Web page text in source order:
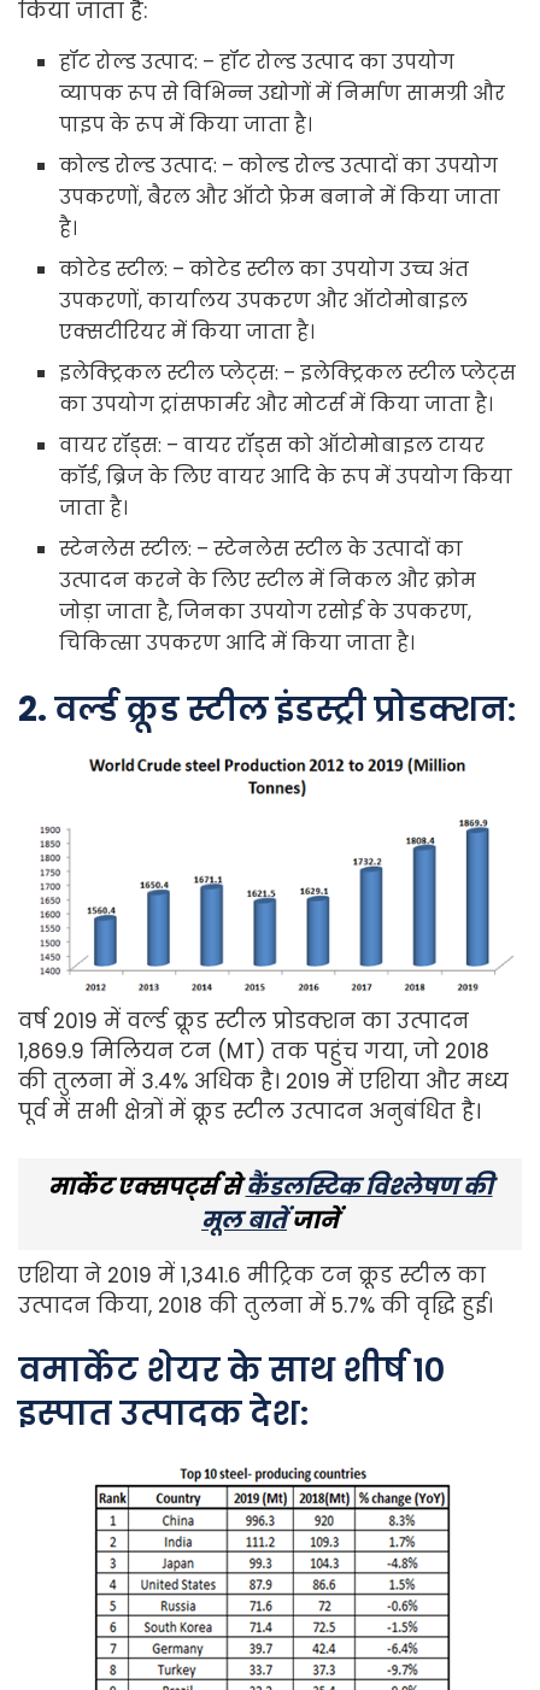
किया जाता है:
हॉट रोल्ड उत्पाद: – हॉट रोल्ड उत्पाद का उपयोग
व्यापक रूप से विभिन्न उद्योगों में निर्माण सामग्री और
पाइप के रूप में किया जाता है।
कोल्ड रोल्ड उत्पाद: – कोल्ड रोल्ड उत्पादों का उपयोग
उपकरणों, बैरल और ऑटो फ्रेम बनाने में किया जाता
है।
कोटेड स्टील: – कोटेड स्टील का उपयोग उच्च अंत
उपकरणों, कार्यालय उपकरण और ऑटोमोबाइल
एक्सटीरियर में किया जाता है।
इलेक्ट्रिकल स्टील प्लेट्स: – इलेक्ट्रिकल स्टील प्लेट्स
का उपयोग ट्रांसफार्मर और मोटर्स में किया जाता है।
वायर रॉड्स: – वायर रॉड्स को ऑटोमोबाइल टायर
कॉर्ड, ब्रिज के लिए वायर आदि के रूप में उपयोग किया
जाता है।
स्टेनलेस स्टील: – स्टेनलेस स्टील के उत्पादों का
उत्पादन करने के लिए स्टील में निकल और क्रोम
जोड़ा जाता है, जिनका उपयोग रसोई के उपकरण,
चिकित्सा उपकरण आदि में किया जाता है।
2.वर्ल्ड क्रूड स्टील इंडस्ट्री प्रोडक्शन:
वर्ष 2019 में वर्ल्ड क्रूड स्टील प्रोडक्शन का उत्पादन
1,869.9 मिलियन टन (MT) तक पहुंच गया, जो 2018
की तुलना में 3.4% अधिक है। 2019 में एशिया और मध्य
पूर्व में सभी क्षेत्रों में क्रूड स्टील उत्पादन अनुबंधित है।
मार्केट एक्सपर्ट्स सेकैंडलस्टिक विश्लेषण की
मूल बातेंजानें
एशिया ने 2019 में 1,341.6 मीट्रिक टन क्रूड स्टील का
उत्पादन किया, 2018 की तुलना में 5.7% की वृद्धि हुई।
वमार्केट शेयर के साथ शीर्ष 10
इस्पात उत्पादक देश: